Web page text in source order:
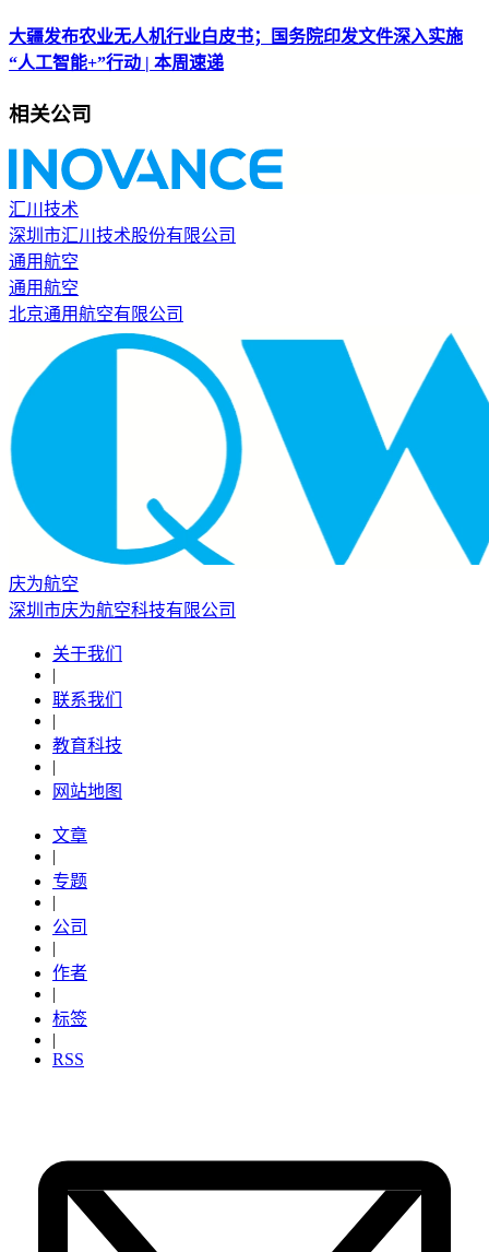
大疆发布农业无人机行业白皮书；国务院印发文件深入实施
“人工智能+”行动 | 本周速递
相关公司
汇川技术
深圳市汇川技术股份有限公司
通用航空
通用航空
北京通用航空有限公司
庆为航空
深圳市庆为航空科技有限公司
关于我们
|
联系我们
|
教育科技
|
网站地图
文章
|
专题
|
公司
|
作者
|
标签
|
RSS